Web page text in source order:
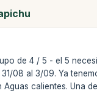
de 4 / 5 - el 5
08 al 3/09. Ya
calientes. Una